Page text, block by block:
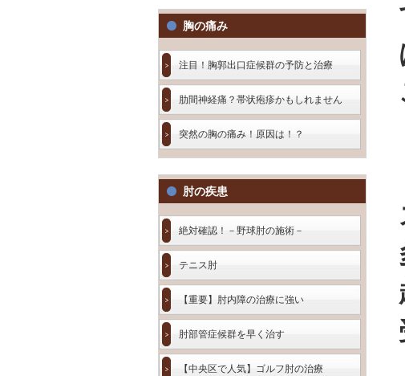
胸の痛み
注目！胸郭出口症候群の予防と治療
肋間神経痛？帯状疱疹かもしれません
突然の胸の痛み！原因は！？
肘の疾患
絶対確認！－野球肘の施術－
テニス肘
【重要】肘内障の治療に強い
肘部管症候群を早く治す
【中央区で人気】ゴルフ肘の治療